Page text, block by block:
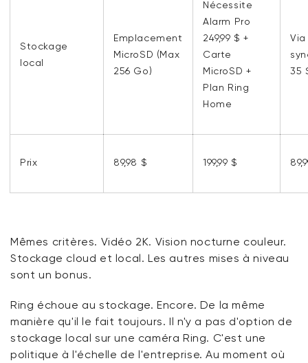
Stockage
local
Emplacement
MicroSD (Max
256 Go)
Nécessite
Alarm Pro
249,99 $ +
Carte
MicroSD +
Plan Ring
Home
35
Prix 89,98 $ 199,99 $
Mêmes critères. Vidéo 2K. Vision nocturne couleur.
Stockage cloud et local. Les autres mises à niveau
sont un bonus.
Ring échoue au stockage. Encore. De la même
manière qu'il le fait toujours. Il n'y a pas d'option de
stockage local sur une caméra Ring. C'est une
politique à l'échelle de l'entreprise. Au moment où